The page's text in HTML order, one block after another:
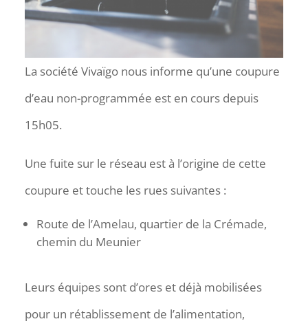
La société Vivaïgo nous informe qu’une coupure
d’eau non-programmée est en cours depuis
15h05.
Une fuite sur le réseau est à l’origine de cette
coupure et touche les rues suivantes :
Route de l’Amelau, quartier de la Crémade,
chemin du Meunier
Leurs équipes sont d’ores et déjà mobilisées
pour un rétablissement de l’alimentation,